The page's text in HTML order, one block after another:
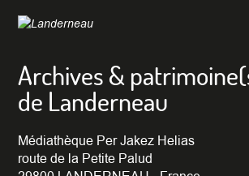
Archives &
de Landerneau
Médiathèque Per Jakez Helias
route de la Petite Palud